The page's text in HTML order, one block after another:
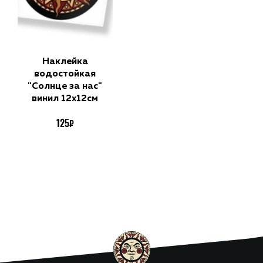
Наклейка
водостойкая
"Солнце за нас"
винил 12х12см
125